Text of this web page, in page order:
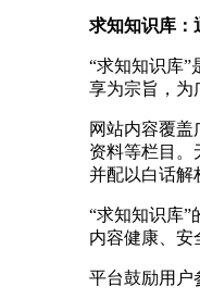
求知知识库：
“求知知识库”
享为宗旨，为
网站内容覆
资料等栏目。
并配以白话解
“求知知识库
内容健康、安
平台鼓励用户